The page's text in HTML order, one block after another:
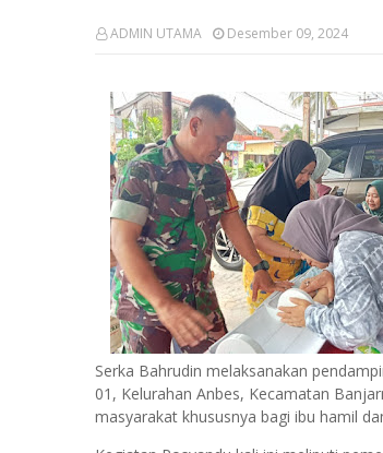
ADMIN UTAMA Desember 09, 2024
Serka Bahrudin melaksanakan
01, Kelurahan Anbes, Kecamatan
masyarakat khususnya bagi ibu hamil